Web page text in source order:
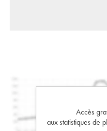
Accès
aux statistiques de